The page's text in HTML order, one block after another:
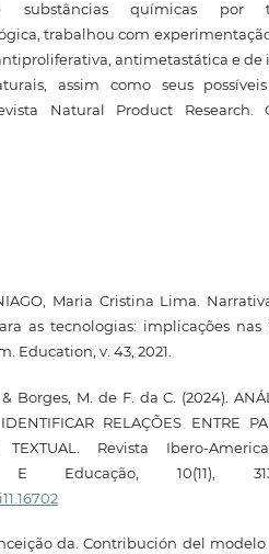
substâncias químicas por
trabalhou com
antimetastática e de
assim como seus
Natural Product Research.
Maria Cristina Lima.
as tecnologias: implicações nas
Education, v. 43, 2021.
Borges, M. de F. da C. (2024).
RELAÇÕES ENTRE
Revista Ibero-
Educação, 10(11),
da. Contribución del modelo